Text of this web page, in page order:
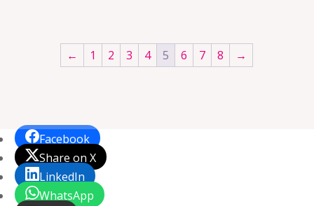
← 1 2 3 4 5 6 7 8 →
Facebook
Share on X
LinkedIn
WhatsApp